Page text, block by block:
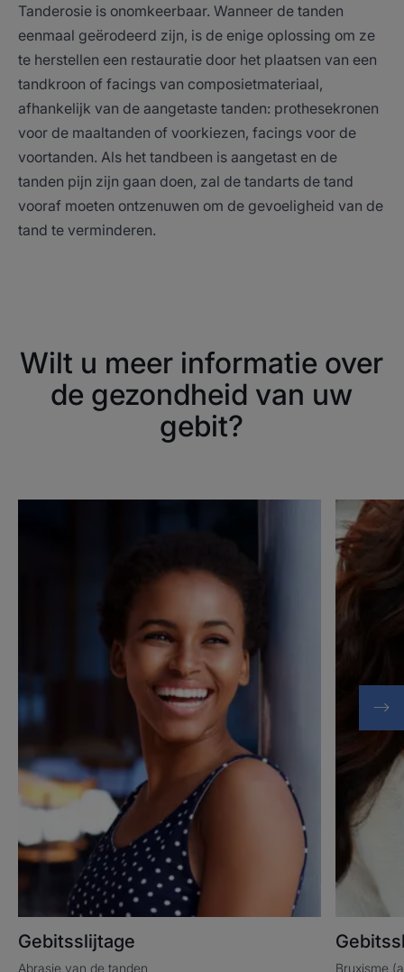
Tanderosie is onomkeerbaar. Wanneer de tanden
eenmaal geërodeerd zijn, is de enige oplossing om ze
te herstellen een restauratie door het plaatsen van een
tandkroon of facings van composietmateriaal,
afhankelijk van de aangetaste tanden: prothesekronen
voor de maaltanden of voorkiezen, facings voor de
voortanden. Als het tandbeen is aangetast en de
tanden pijn zijn gaan doen, zal de tandarts de tand
vooraf moeten ontzenuwen om de gevoeligheid van de
tand te verminderen.
Wilt u meer informatie over
de gezondheid van uw
gebit?
Gebitsslijtage
Abrasie van de tanden
Ontdek
Bruxisme